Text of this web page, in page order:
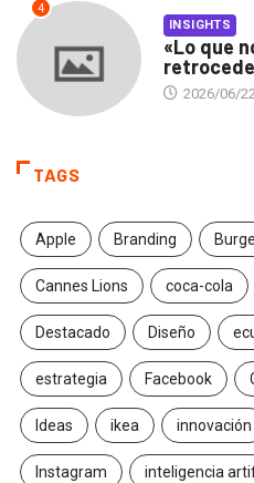
4
INSIGHTS
«Lo que
2026/06/
TAGS
Apple Branding
Cannes Lions coca-cola
Destacado Diseño
estrategia Facebook
Ideas ikea innovación
Instagram inteligencia